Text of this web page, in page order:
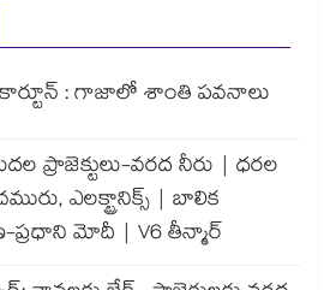
కార్టూన్ : గాజాలో శాంతి పవనాలు
ప్రాజెక్టులు-వరద నీరు | ధరల
ఎలక్ట్రానిక్స్ | బాలిక
ప్రధాని మోదీ | V6 తీన్మార్